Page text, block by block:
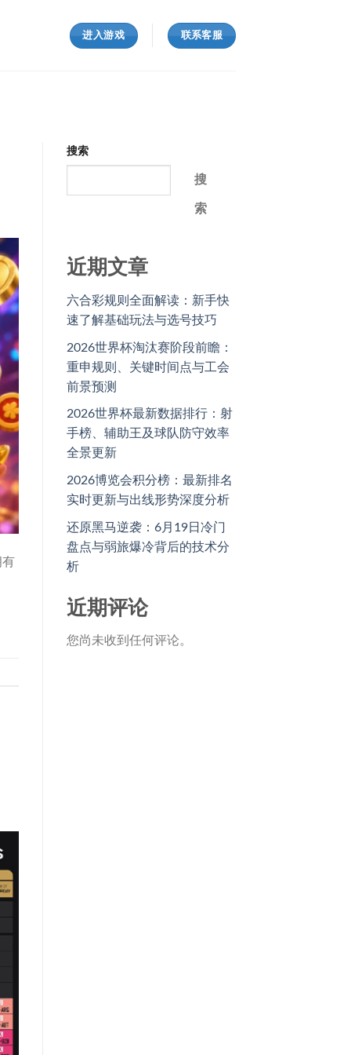
进入游戏 联系客服
有
搜索
搜
索
近期文章
六合彩规则全面解读：新手快
速了解基础玩法与选号技巧
2026世界杯淘汰赛阶段前瞻：
重申规则、关键时间点与工会
前景预测
2026世界杯最新数据排行：射
手榜、辅助王及球队防守效率
全景更新
2026博览会积分榜：最新排名
实时更新与出线形势深度分析
还原黑马逆袭：6月19日冷门
盘点与弱旅爆冷背后的技术分
析
近期评论
您尚未收到任何评论。